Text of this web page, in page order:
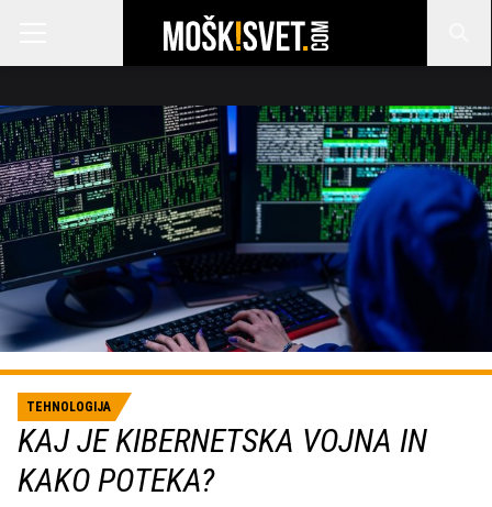
TEHNOLOGIJA
KAJ JE KIBERNETSKA VOJNA IN
KAKO POTEKA?